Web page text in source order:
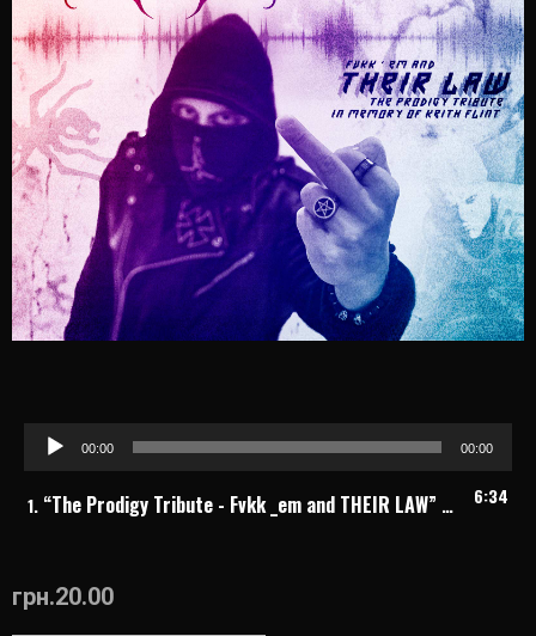
Audio
Player
00:00 00:00
1. “The Prodigy Tribute - Fvkk _em and THEIR LAW” — KRODA
6:34
грн.20.00